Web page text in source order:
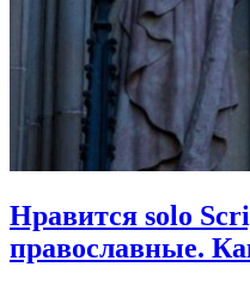
Нравится solo
православные.